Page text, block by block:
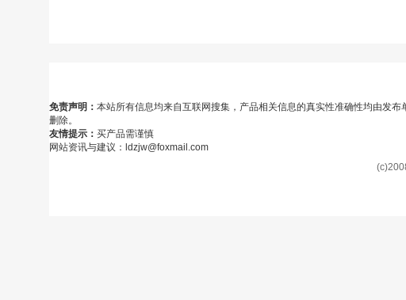
免责声明： 本站所有信息均来自互联网搜集，产品相关信息的真实性准确性均由发
删除。
友情提示： 买产品需谨慎
网站资讯与建议：ldzjw@foxmail.com